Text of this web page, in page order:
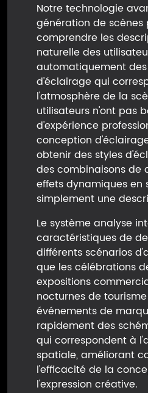
Notre technologie
génération de scènes
comprendre les
naturelle des
automatiquement
d'éclairage qui
l'atmosphère de la
utilisateurs n'ont pas
d'expérience
conception
obtenir des styles
des combinaisons de
effets dynamiques en
simplement une
Le système analyse
caractéristiques de
différents scénarios
que les célébrations
expositions
nocturnes de
événements de
rapidement des
qui correspondent à
spatiale, améliorant
l'efficacité de la
l'expression créative.